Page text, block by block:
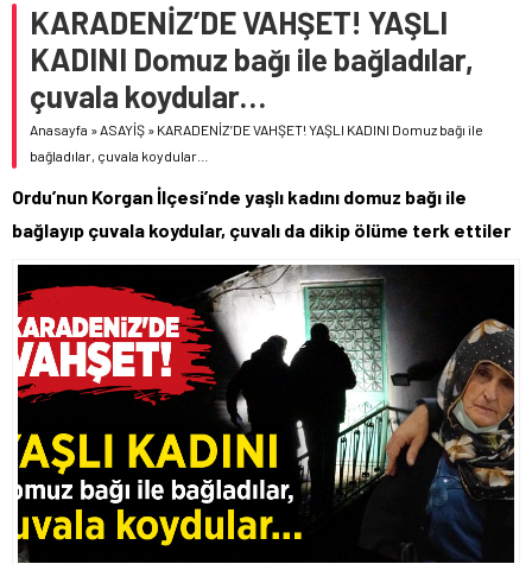
KARADENİZ’DE VAHŞET! YAŞLI
KADINI Domuz bağı ile bağladılar,
çuvala koydular…
Anasayfa »ASAYİŞ » KARADENİZ’DE VAHŞET! YAŞLI KADINI Domuz bağı ile
bağladılar, çuvala koydular…
Ordu’nun Korgan İlçesi’nde yaşlı kadını domuz bağı ile
bağlayıp çuvala koydular, çuvalı da dikip ölüme terk ettiler